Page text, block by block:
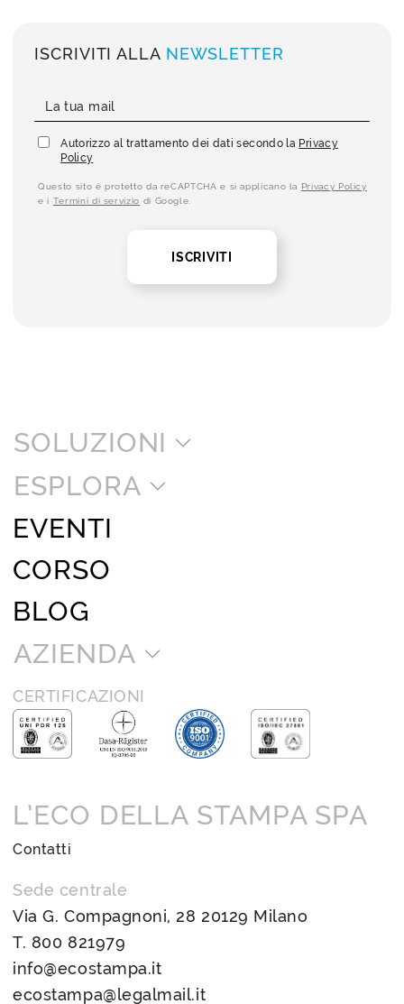
ISCRIVITI ALLA NEWSLETTER
Autorizzo al trattamento dei dati secondo la Privacy
Policy
Questo sito è protetto da reCAPTCHA e si applicano la Privacy Policy
e i Termini di servizio di Google.
ISCRIVITI
SOLUZIONI
ESPLORA
EVENTI
CORSO
BLOG
AZIENDA
CERTIFICAZIONI
L’ECO DELLA STAMPA SPA
Contatti
Sede centrale
Via G. Compagnoni, 28 20129 Milano
T. 800 821979
info@ecostampa.it
ecostampa@legalmail.it